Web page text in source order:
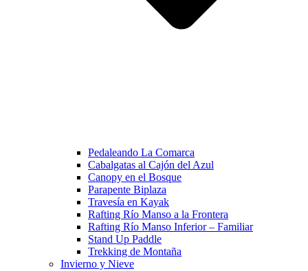
Pedaleando La Comarca
Cabalgatas al Cajón del Azul
Canopy en el Bosque
Parapente Biplaza
Travesía en Kayak
Rafting Río Manso a la Frontera
Rafting Río Manso Inferior – Familiar
Stand Up Paddle
Trekking de Montaña
Invierno y Nieve